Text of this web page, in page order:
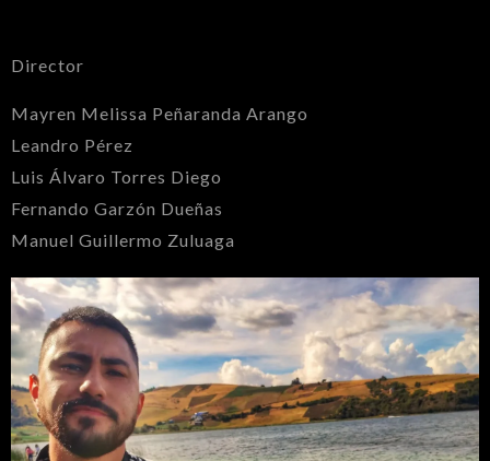
Director
Mayren Melissa Peñaranda Arango
Leandro Pérez
Luis Álvaro Torres Diego
Fernando Garzón Dueñas
Manuel Guillermo Zuluaga